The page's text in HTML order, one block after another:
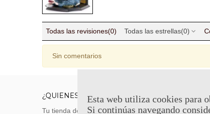
Todas las revisiones(0) Todas las estrellas(0)
Sin comentarios
¿QUIENES SOMOS?
Tu tienda de merchandising, artículos de
Envíos
Esta web utiliza cookies para
Si continúas navegando